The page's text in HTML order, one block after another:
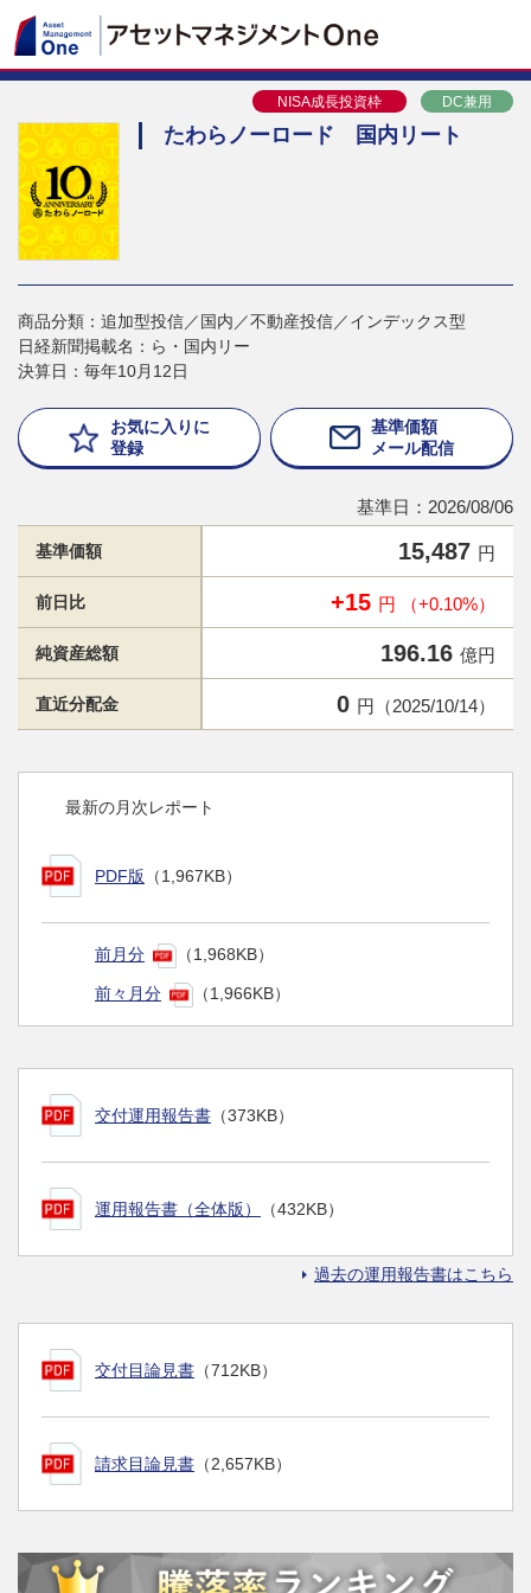
NISA成長投資枠 DC兼用
たわらノーロード 国内リート
商品分類：追加型投信／国内／不動産投信／インデックス型
日経新聞掲載名：ら・国内リー
決算日：毎年10月12日
お気に入りに
登録
基準価額
メール配信
基準日：2026/08/06
基準価額 15,487 円
前日比 +15 円 （+0.10%）
純資産総額 196.16 億円
直近分配金 0 円（2025/10/14）
最新の月次レポート
PDF版 （1,967KB）
前月分 （1,968KB）
前々月分 （1,966KB）
交付運用報告書 （373KB）
運用報告書（全体版） （432KB）
過去の運用報告書はこちら
交付目論見書 （712KB）
請求目論見書 （2,657KB）